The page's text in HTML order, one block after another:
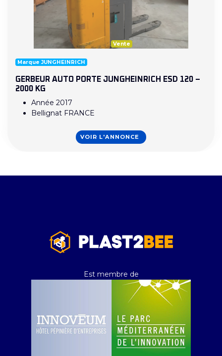
Vente
Marque JUNGHEINRICH
GERBEUR AUTO PORTE JUNGHEINRICH ESD 120 –
2000 KG
Année 2017
Bellignat FRANCE
VOIR L'ANNONCE
Est membre de